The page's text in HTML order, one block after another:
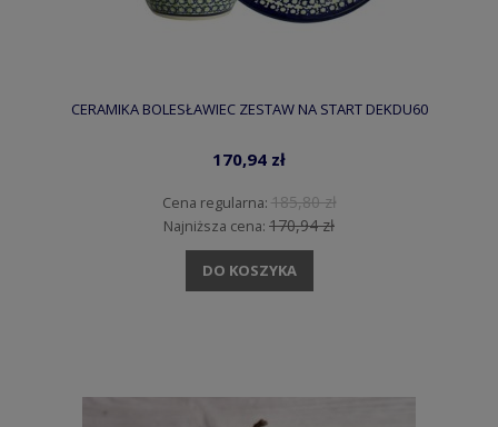
CERAMIKA BOLESŁAWIEC ZESTAW NA START DEKDU60
170,94 zł
Cena regularna: 185,80 zł
Najniższa cena: 170,94 zł
DO KOSZYKA